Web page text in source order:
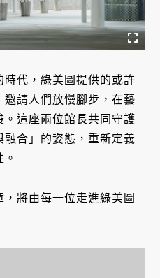
代，綠美圖提供的或許
請人們放慢腳步，在藝
這座兩位館長共同守護
合」的姿態，重新定義
將由每一位走進綠美圖